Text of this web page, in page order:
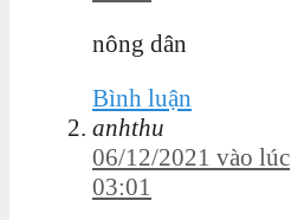
nông dân
Bình luận
anhthu
06/12/2021 vào lúc
03:01